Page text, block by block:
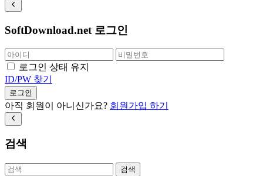
SoftDownload.net 로그인
로그인 상태 유지
ID/PW 찾기
로그인
아직 회원이 아니신가요? 회원가입 하기
검색
검색